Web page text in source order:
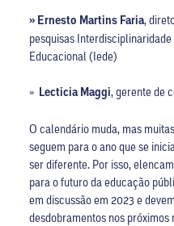
» Ernesto Martins Faria,
pesquisas
Educacional (Iede)
» Lecticia Maggi, gerente de
O calendário muda, mas
seguem para o ano que se
ser diferente. Por isso,
para o futuro da educação
em discussão em 2023 e
desdobramentos nos próximos